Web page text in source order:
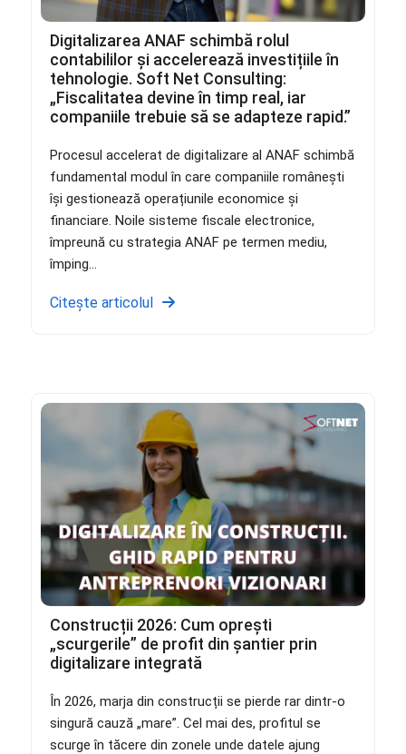
Digitalizarea ANAF schimbă rolul
contabililor și accelerează investițiile în
tehnologie. Soft Net Consulting:
„Fiscalitatea devine în timp real, iar
companiile trebuie să se adapteze rapid.”
Procesul accelerat de digitalizare al ANAF schimbă
fundamental modul în care companiile românești
își gestionează operațiunile economice și
financiare. Noile sisteme fiscale electronice,
împreună cu strategia ANAF pe termen mediu,
împing...
Citește articolul
Construcții 2026: Cum oprești
„scurgerile” de profit din șantier prin
digitalizare integrată
În 2026, marja din construcții se pierde rar dintr-o
singură cauză „mare”. Cel mai des, profitul se
scurge în tăcere din zonele unde datele ajung